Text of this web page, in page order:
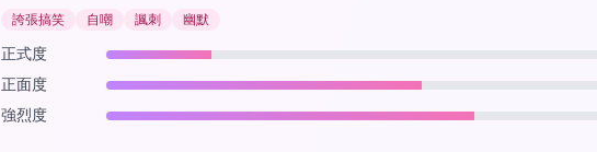
誇張搞笑 自嘲 諷刺 幽默
正式度
正面度
強烈度